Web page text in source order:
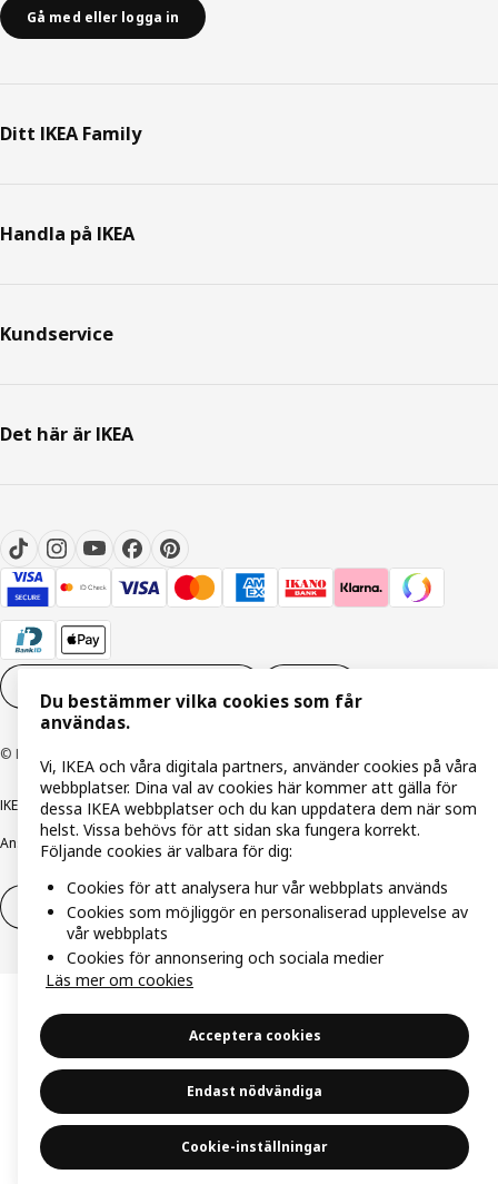
Gå med eller logga in
Ditt IKEA Family
Handla på IKEA
Kundservice
Det här är IKEA
© Inter IKEA Systems B.V. 1999-2026
IKEA Family integritetspolicyIntegritetspolicyCookiepolicy
Ansvarsfullt avslöjandepolicy
E-post Köp- & leveransvillkor
Utöva ångerrätt Utöva ångerrätten för tjänster
Du bestämmer vilka cookies som får
användas.
Vi, IKEA och våra digitala partners, använder cookies på våra
webbplatser. Dina val av cookies här kommer att gälla för
dessa IKEA webbplatser och du kan uppdatera dem när som
helst. Vissa behövs för att sidan ska fungera korrekt.
Följande cookies är valbara för dig:
Cookies för att analysera hur vår webbplats används
Cookies som möjliggör en personaliserad upplevelse av
vår webbplats
Cookies för annonsering och sociala medier
Läs mer om cookies
Acceptera cookies
Endast nödvändiga
Cookie-inställningar